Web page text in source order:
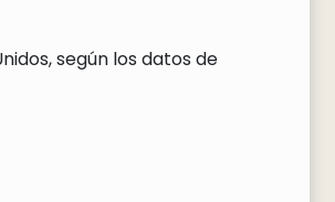
según los datos de